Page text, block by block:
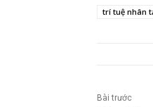
trí tuệ nhân
Bài trước